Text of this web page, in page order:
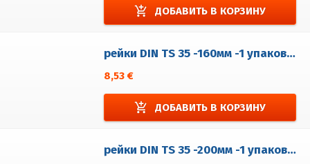
add_shopping_cart ДОБАВИТЬ В КОРЗИНУ
рейки DIN TS 35 -160мм -1 упаковка = 5 шт.
8,53 €
add_shopping_cart ДОБАВИТЬ В КОРЗИНУ
рейки DIN TS 35 -200мм -1 упаковка = 5 шт.